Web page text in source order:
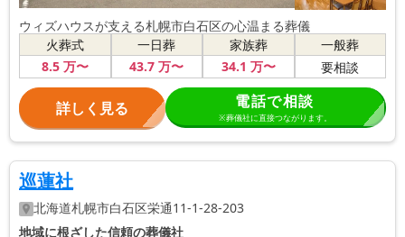
ウィズハウスが支える札幌市白石区の心温まる葬儀
火葬式
8.5万〜
一日葬
43.7 万〜
家族葬
34.1 万〜
一般葬
要相談
詳しく見る 電話で相談
※葬儀社に直接つながります。
巡蓮社
北海道札幌市白石区栄通11-1-28-203
地域に根ざした信頼の葬儀社